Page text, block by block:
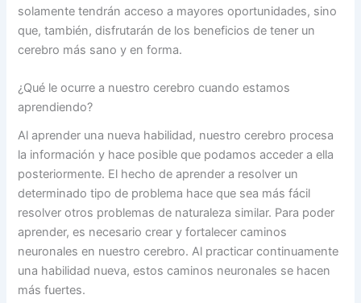
solamente tendrán acceso a mayores oportunidades, sino
que, también, disfrutarán de los beneficios de tener un
cerebro más sano y en forma.
¿Qué le ocurre a nuestro cerebro cuando estamos
aprendiendo?
Al aprender una nueva habilidad, nuestro cerebro procesa
la información y hace posible que podamos acceder a ella
posteriormente. El hecho de aprender a resolver un
determinado tipo de problema hace que sea más fácil
resolver otros problemas de naturaleza similar. Para poder
aprender, es necesario crear y fortalecer caminos
neuronales en nuestro cerebro. Al practicar continuamente
una habilidad nueva, estos caminos neuronales se hacen
más fuertes.